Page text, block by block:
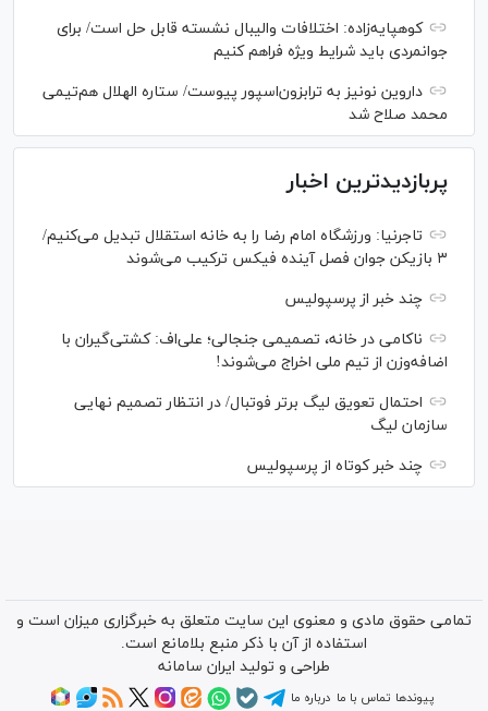
کوهپایه‌زاده: اختلافات والیبال نشسته قابل حل است/ برای
جوانمردی باید شرایط ویژه فراهم کنیم
داروین نونیز به ترابزون‌اسپور پیوست/ ستاره الهلال هم‌تیمی
محمد صلاح شد
پربازدیدترین اخبار
تاجرنیا: ورزشگاه امام رضا را به خانه استقلال تبدیل می‌کنیم/
۳ بازیکن جوان فصل آینده فیکس ترکیب می‌شوند
چند خبر از پرسپولیس
ناکامی در خانه، تصمیمی جنجالی؛ علی‌اف: کشتی‌گیران با
اضافه‌وزن از تیم ملی اخراج می‌شوند!
احتمال تعویق لیگ برتر فوتبال/ در انتظار تصمیم نهایی
سازمان لیگ
چند خبر کوتاه از پرسپولیس
تمامی حقوق مادی و معنوی این سایت متعلق به خبرگزاری میزان است و
استفاده از آن با ذکر منبع بلامانع است.
طراحی و تولید ایران سامانه
پیوندها تماس با ما درباره ما